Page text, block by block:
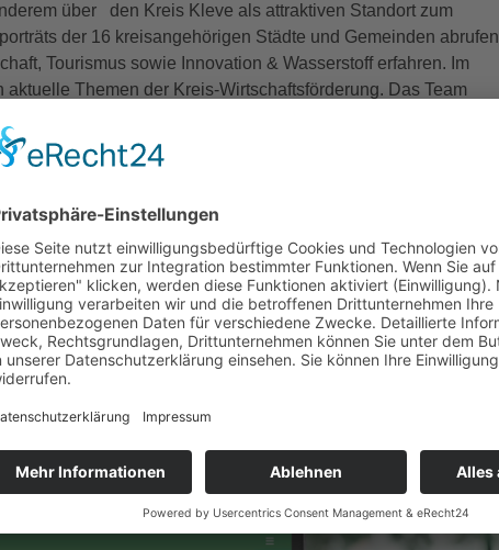
über den Kreis Kleve als attraktiven Standort zum
der 16 kreisangehörigen Städte und Gemeinden abrufen
Tourismus sowie Innovation & Wasserstoff erfahren. Im
Themen der Kreis-Wirtschaftsförderung. Das Team
Projekte sowie ein Veranstaltungskalender mit der
neue Homepage ab.
Kreis Kleve auch auf Social Media. Ergänzend zu Facebook
Kanal hinzugenommen. Auch dort informiert die Kreis-WfG
Tourismus-Themen, stellt ihre Projekte vor, lädt zu
aus dem Kreis Kleve in den Fokus.
Kreis Kleve über jeden, der die neue
Media-Kanälen folgt.